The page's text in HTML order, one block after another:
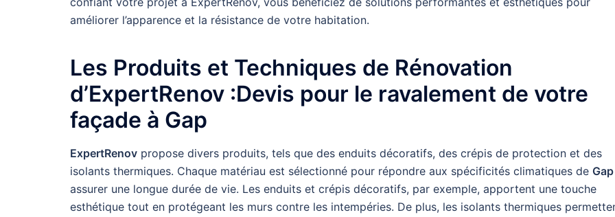
améliorer l’apparence et la résistance de votre habitation.
Les Produits et Techniques de Rénovation
d’ExpertRenov :Devis pour le ravalement de votre
façade à Gap
ExpertRenov propose divers produits, tels que des enduits décoratifs, des crépis de protection et des
isolants thermiques. Chaque matériau est sélectionné pour répondre aux spécificités climatiques de Gap
assurer une longue durée de vie. Les enduits et crépis décoratifs, par exemple, apportent une touche
esthétique tout en protégeant les murs contre les intempéries. De plus, les isolants thermiques